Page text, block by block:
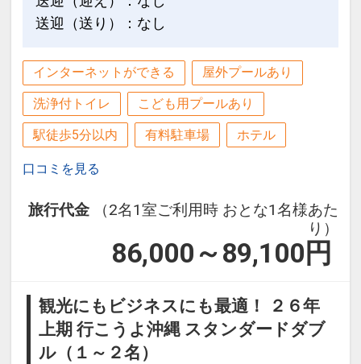
●最上階大浴場「人工ラジウム温泉」完
疲労回復や肩こり、冷え性などの効能あ
り！旅疲れの体には嬉しい♪
設定期間：2026年4月1日～2026年11月
30日
インターネットコース番号：DP-1-
●連泊時、お部屋の清掃・ベッドメイク
つき１本）
※タオルセットとアメニティ交換のみの
簡易清掃となります。
※旅行代金に含まれます。
このプランは食事なしプランですが「ご
宿泊者様に朝食をご用意」いたします。
さまざまな朝食のスタイルに合った温か
い料理と琉球料理を毎日1～2品ご用意し
ております。
送迎（送り）：なし
インターネットができる 屋外プールあり
洗浄付トイレ こども用プールあり
駅徒歩5分以内 有料駐車場 ホテル
口コミを見る
旅行代金
（2名1室ご利用時 おとな1名様あた
り）
86,000～89,100 円
観光にもビジネスにも最適！ ２６年
上期 行こうよ沖縄 スタンダードダブ
ル（１～２名）